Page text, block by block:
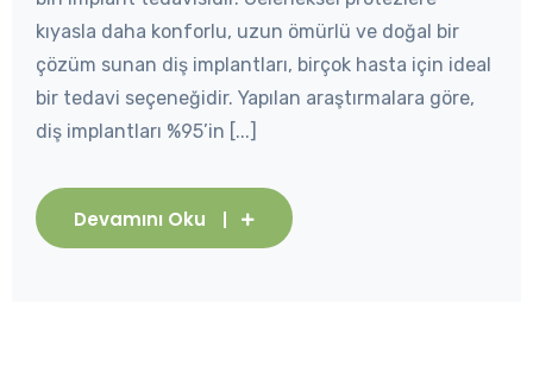
kıyasla daha konforlu, uzun ömürlü ve doğal bir
çözüm sunan diş implantları, birçok hasta için ideal
bir tedavi seçeneğidir. Yapılan araştırmalara göre,
diş implantları %95’in [...]
Devamını Oku